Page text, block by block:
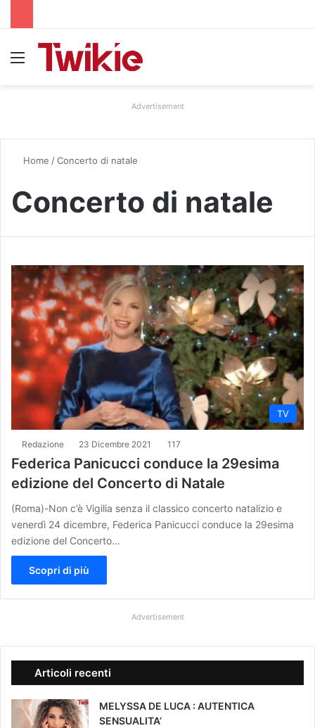
Advertisement
Home /Concerto di natale
Concerto di natale
TV
Redazione 23 Dicembre 2021 117
Federica Panicucci conduce la 29esima
edizione del Concerto di Natale
(Roma)-Non c’è Vigilia senza il classico concerto natalizio e
venerdì 24 dicembre, Federica Panicucci conduce la 29esima
edizione del Concerto…
Scopri di più
Advertisement
Articoli recenti
MELYSSA DE LUCA : AUTENTICA
SENSUALITA’